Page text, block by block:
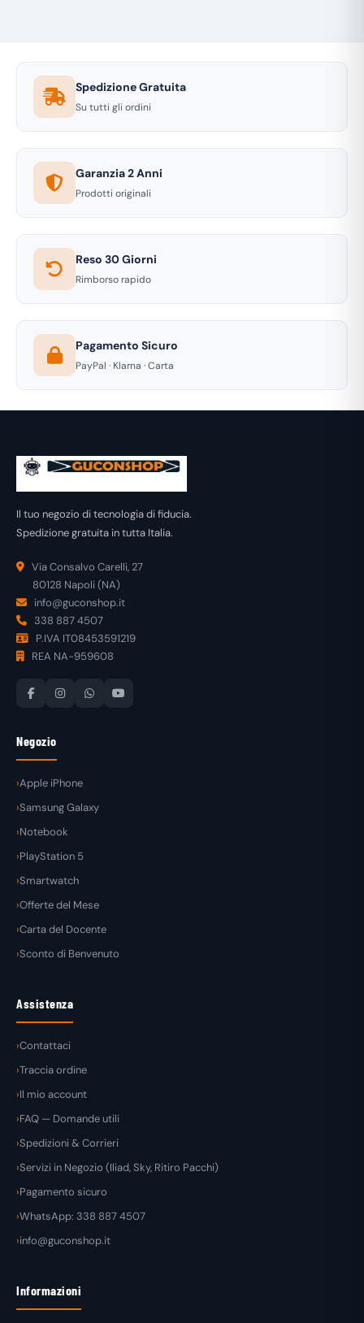
Spedizione Gratuita
Su tutti gli ordini
Garanzia 2 Anni
Prodotti originali
Reso 30 Giorni
Rimborso rapido
Pagamento Sicuro
PayPal · Klarna · Carta
Il tuo negozio di tecnologia di fiducia.
Spedizione gratuita in tutta Italia.
Via Consalvo Carelli, 27
80128 Napoli (NA)
info@guconshop.it
338 887 4507
P.IVA IT08453591219
REA NA-959608
Negozio
Apple iPhone
Samsung Galaxy
Notebook
PlayStation 5
Smartwatch
Offerte del Mese
Carta del Docente
Sconto di Benvenuto
Assistenza
Contattaci
Traccia ordine
Il mio account
FAQ — Domande utili
Spedizioni & Corrieri
Servizi in Negozio (Iliad, Sky, Ritiro Pacchi)
Pagamento sicuro
WhatsApp: 338 887 4507
info@guconshop.it
Informazioni